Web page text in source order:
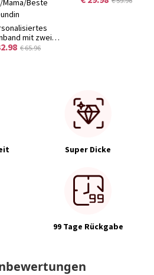
mit zwei
und
€ 65.96
Super Dicke
99 Tage Rückgabe